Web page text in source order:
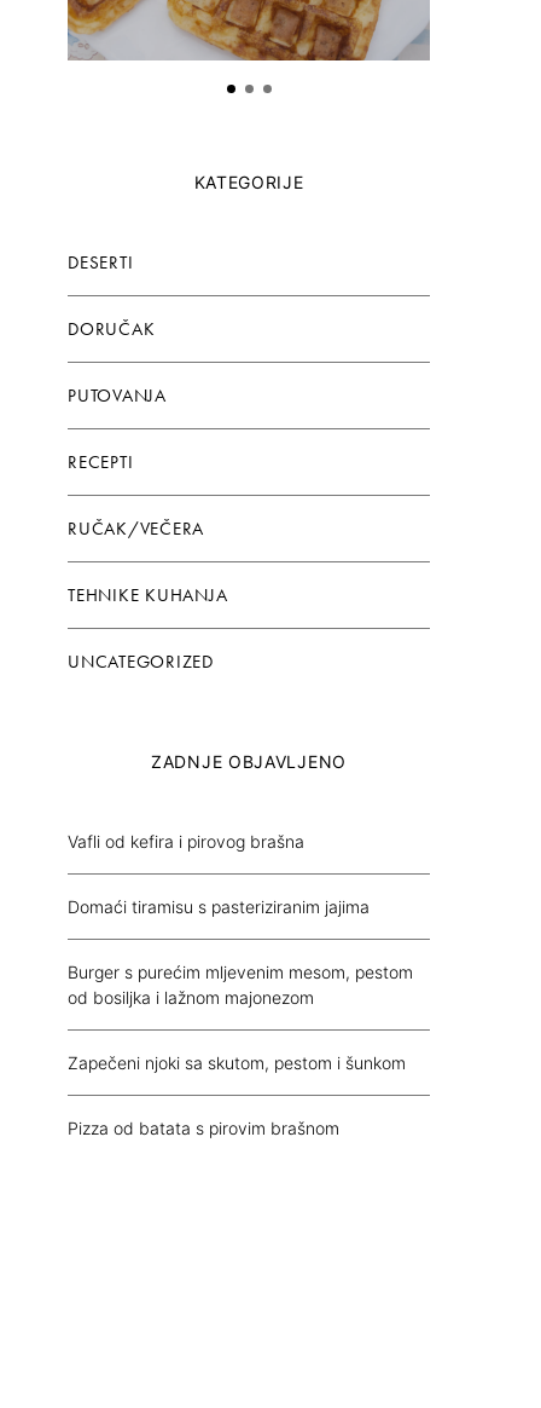
KATEGORIJE
DESERTI
DORUČAK
PUTOVANJA
RECEPTI
RUČAK/VEČERA
TEHNIKE KUHANJA
UNCATEGORIZED
ZADNJE OBJAVLJENO
Vafli od kefira i pirovog brašna
Domaći tiramisu s pasteriziranim jajima
Burger s purećim mljevenim mesom, pestom
od bosiljka i lažnom majonezom
Zapečeni njoki sa skutom, pestom i šunkom
Pizza od batata s pirovim brašnom